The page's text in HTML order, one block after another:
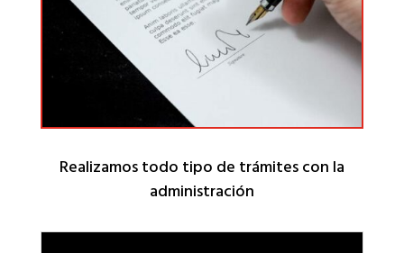
Realizamos todo tipo de trámites con la
administración